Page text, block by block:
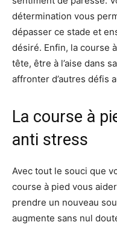
détermination vous
dépasser ce stade et
désiré. Enfin, la course
tête, être à l’aise dans
affronter d’autres défis
La course à
anti stress
Avec tout le souci que
course à pied vous
prendre un nouveau
augmente sans nul